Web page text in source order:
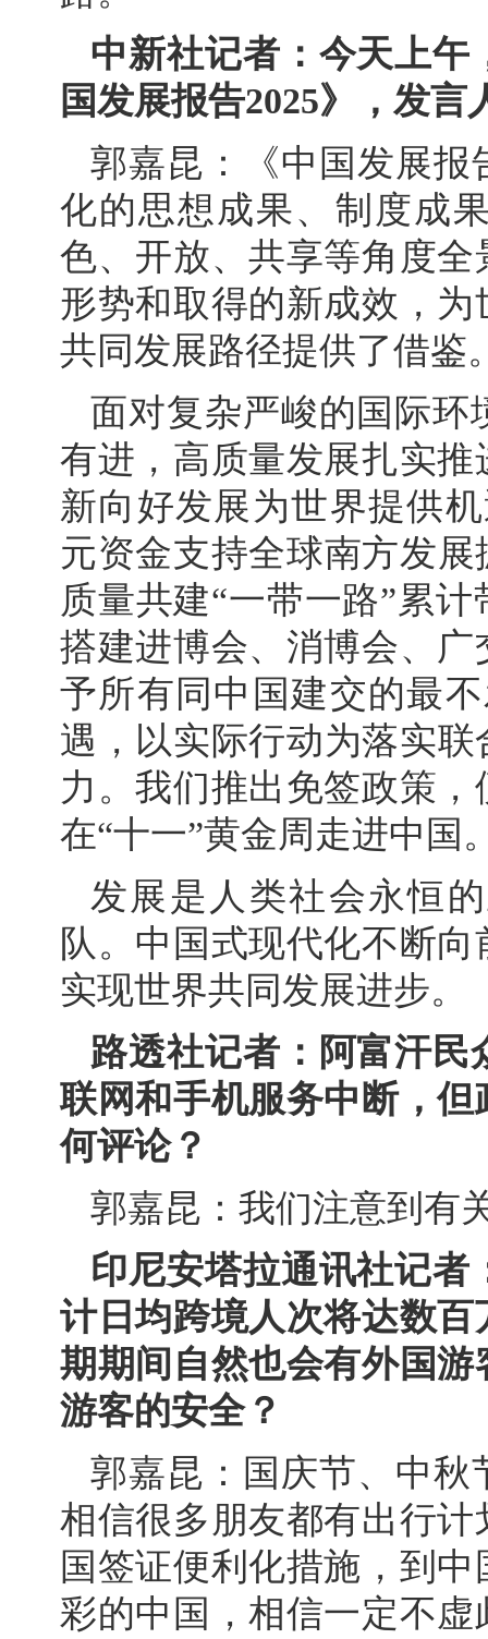
中新社记者：今天上
国发展报告2025》，发言
郭嘉昆：《中国发展报
化的思想成果、制度成
色、开放、共享等角度
形势和取得的新成效，
共同发展路径提供了借鉴
面对复杂严峻的国际环
有进，高质量发展扎实
新向好发展为世界提供
元资金支持全球南方发
质量共建“一带一路”累
搭建进博会、消博会、
予所有同中国建交的最
遇，以实际行动为落实
力。我们推出免签政策
在“十一”黄金周走进中国
发展是人类社会永恒
队。中国式现代化不断
实现世界共同发展进步。
路透社记者：阿富汗
联网和手机服务中断，
何评论？
郭嘉昆：我们注意到有
印尼安塔拉通讯社记
计日均跨境人次将达数
期期间自然也会有外国
游客的安全？
郭嘉昆：国庆节、中秋
相信很多朋友都有出行
国签证便利化措施，到
彩的中国，相信一定不